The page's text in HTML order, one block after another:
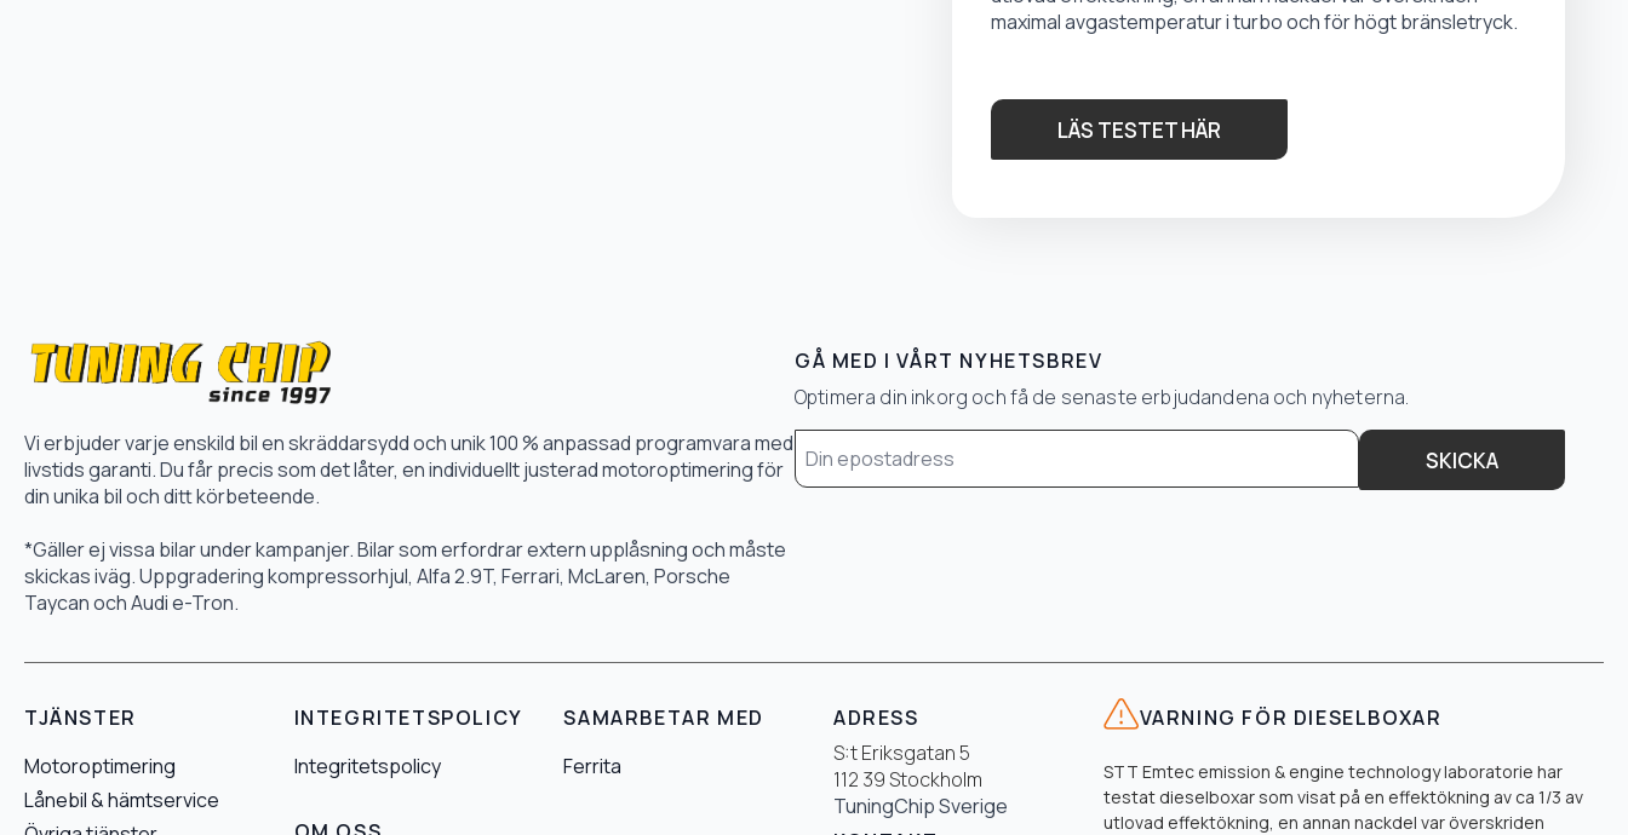
maximal avgastemperatur i turbo och för högt bränsletryck.
LÄS TESTET HÄR
Vi erbjuder varje enskild bil en skräddarsydd och unik 100 % anpassad programvara med
livstids garanti. Du får precis som det låter, en individuellt justerad motoroptimering för
din unika bil och ditt körbeteende.
*Gäller ej vissa bilar under kampanjer. Bilar som erfordrar extern upplåsning och måste
skickas iväg. Uppgradering kompressorhjul, Alfa 2.9T, Ferrari, McLaren, Porsche
Taycan och Audi e-Tron.
GÅ MED I VÅRT NYHETSBREV
Optimera din inkorg och få de senaste erbjudandena och nyheterna.
Email
* SKICKA
TJÄNSTER
Motoroptimering
Lånebil & hämtservice
INTEGRITETSPOLICY
Integritetspolicy
SAMARBETAR MED
Ferrita
ADRESS
S:t Eriksgatan 5
112 39 Stockholm
TuningChip Sverige
VARNING FÖR DIESELBOXAR
STT Emtec emission & engine technology laboratorie har
testat dieselboxar som visat på en effektökning av ca 1/3 av
utlovad effektökning, en annan nackdel var överskriden